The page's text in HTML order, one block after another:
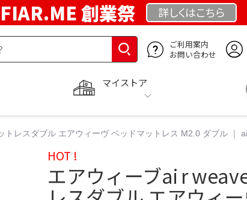
創業祭 詳しくはこちら
ご利用案内
お問い合わせ
マイストア
レスダブル エアウィーヴ ベッドマットレス M2.0 ダブル ｜
HOT !
エアウィーブai r